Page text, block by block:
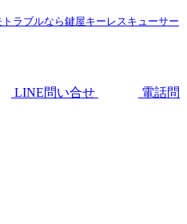
ラブルなら鍵屋キーレスキューサー
LINE問い合せ
電話問